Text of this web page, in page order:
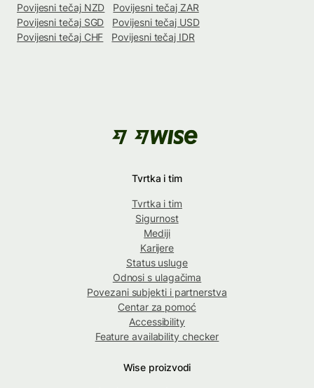
Povijesni tečaj NZD
Povijesni tečaj ZAR
Povijesni tečaj SGD
Povijesni tečaj USD
Povijesni tečaj CHF
Povijesni tečaj IDR
Tvrtka i tim
Tvrtka i tim
Sigurnost
Mediji
Karijere
Status usluge
Odnosi s ulagačima
Povezani subjekti i partnerstva
Centar za pomoć
Accessibility
Feature availability checker
Wise proizvodi